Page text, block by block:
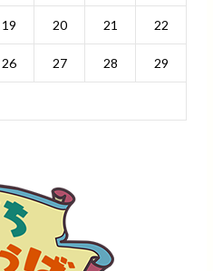
19 20 21 22
26 27 28 29